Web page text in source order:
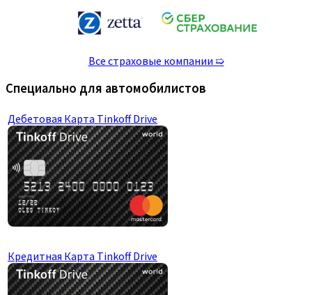
Все страховые компании ➯
Специально для автомобилистов
Дебетовая Карта Tinkoff Drive
Кредитная Карта Tinkoff Drive